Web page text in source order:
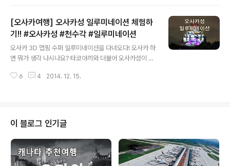
아 일루미네이션 3D 맵핑이 이뤄진다니!!!!마구마구 기대
가 됩니다 ^^ 2014년 겨울, 오사카 이벤트 * 오사카성일
루미네이션 짜잔 -한정 판매!소쿠리패스 오사카성 일루미
네이션 티켓입니다.겨울에만 한정으로 구매할 수 있으니!!!!
^ 오사카 일루미네이션 구매하기 2014년 겨울, 오사카 이
[오사카여행] 오사카성 일루미네이션 체험하
기!! #오사카성 #천수각 #일루미네이션
오사카 3D 맵핑 수퍼 일루미네이션을 다녀오다! 오사카 하
면 뭐가 생각 나시나요? 타코야끼와 더불어 오사카성이 생
아… 그거? 하시는 분들이 많으실텐데요.그래서 이번에는
가 시작되면? 두둥! 이런 모습으로 바뀝니다!! 저는 개인적
으로 꽃과 용이 나오는 맵핑이 제일 마음에 들었는데요. 너
무 크고 웅장한 스케일 때문에 그런지, 마치 진짜 용이 여의
주를 물고 하늘로 승천하는 착각이 들 정도였어요. 오사카
성을 3D맵핑을 뒤로하고, 두번째로 보이는 이 곳은 보석
6 4 2014. 12. 15.
이 블로그 인기글